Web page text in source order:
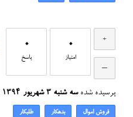
0
امتیاز
0
پاسخ
پرسیده شده سه شنبه ۳ شهریور ۱۳۹۴
فروش اموال بدهکار طلبکار